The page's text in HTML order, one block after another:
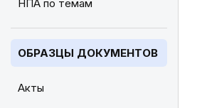
НПА по темам
ОБРАЗЦЫ ДОКУМЕНТОВ
Акты